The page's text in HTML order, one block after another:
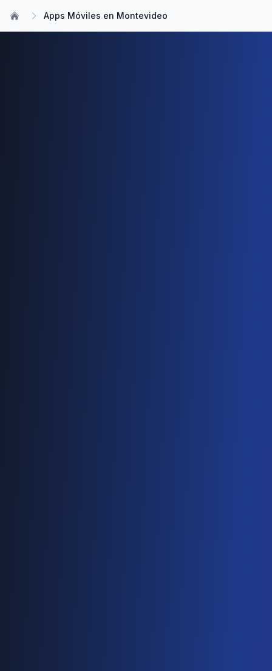
Apps Móviles en Montevideo